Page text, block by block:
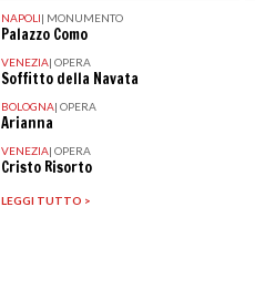
NAPOLI| MONUMENTO
Palazzo Como
VENEZIA| OPERA
Soffitto della Navata
BOLOGNA| OPERA
Arianna
VENEZIA| OPERA
Cristo Risorto
LEGGI TUTTO >